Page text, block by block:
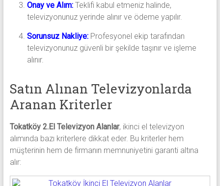
Onay ve Alım:Teklifi kabul etmeniz halinde,
televizyonunuz yerinde alınır ve ödeme yapılır.
Sorunsuz Nakliye:Profesyonel ekip tarafından
televizyonunuz güvenli bir şekilde taşınır ve işleme
alınır.
Satın Alınan Televizyonlarda
Aranan Kriterler
Tokatköy 2.El Televizyon Alanlar, ikinci el televizyon
alımında bazı kriterlere dikkat eder. Bu kriterler hem
müşterinin hem de firmanın memnuniyetini garanti altına
alır: